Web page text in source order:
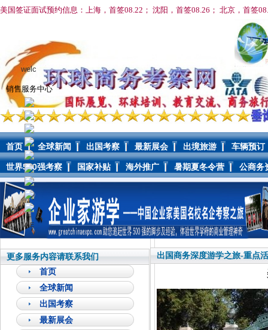
美国签证面试预约信息：上海，首签08.22； 沈阳，首签08.26； 北京，首签08
首页 全球新闻 出国考察 最新展会 出境旅游 车辆预订
世界500强考察 国家补贴 海外推广 暑期夏冬令营 公商务
更多服务内容请联系我们
首页
全球新闻
出国考察
最新展会
出国商务深度游学之旅-重点
welc
销售服务中心
AIE